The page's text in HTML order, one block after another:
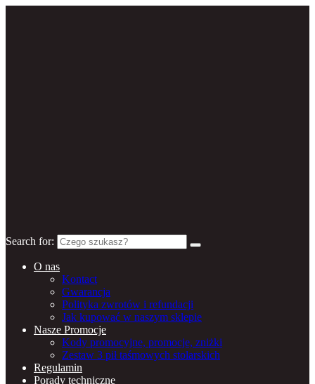
Search for:
O nas
Kontact
Gwarancja
Polityka zwrotów i refundacji
Jak kupować w naszym sklepie
Nasze Promocje
Kody promocyjne, promocje, zniżki
Zestaw 3 pił taśmowych stolarskich
Regulamin
Porady techniczne